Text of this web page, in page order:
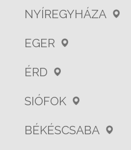
NYÍREGYHÁZA
EGER
ÉRD
SIÓFOK
BÉKÉSCSABA